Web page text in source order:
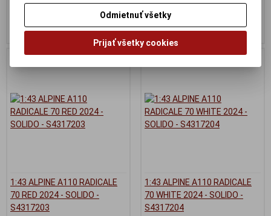
29,95 EUR
Pridať do košíka
31,95 EUR
Pridať do košíka
1:43 ALPINE A110 RADICALE
70 RED 2024 - SOLIDO -
S4317203
1:43 ALPINE A110 RADICALE
70 WHITE 2024 - SOLIDO -
S4317204
Odmietnuť všetky
Prijať všetky cookies